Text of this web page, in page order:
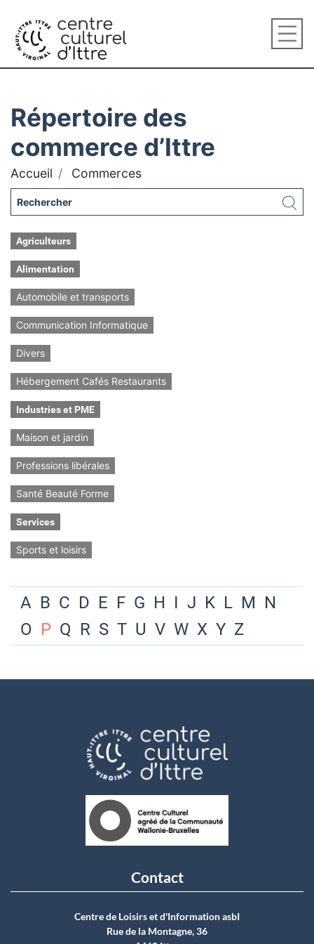
Répertoire des
commerce d’Ittre
Accueil Commerces
Agriculteurs
Alimentation
Automobile et transports
Communication Informatique
Divers
Hébergement Cafés Restaurants
Industries et PME
Maison et jardin
Professions libérales
Santé Beauté Forme
Services
Sports et loisirs
A B C D E F G H I J K L M N
O P Q R S T U V W X Y Z
Contact
Centre de Loisirs et d'Information asbI
Rue de la Montagne, 36